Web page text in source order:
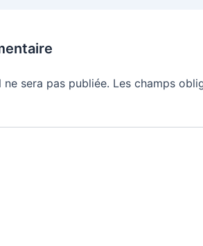
sera pas publiée. Les champs